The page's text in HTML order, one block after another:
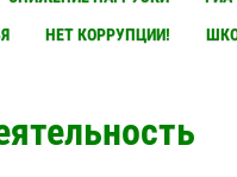
НЕТ КОРРУПЦИИ!